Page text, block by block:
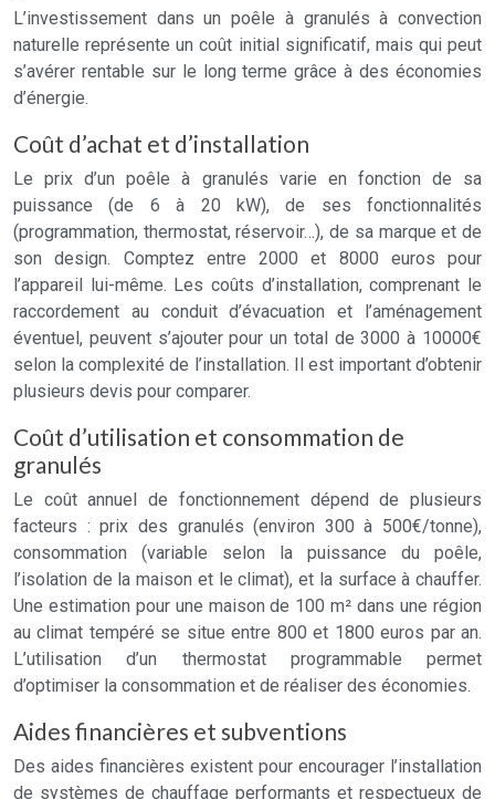
L’investissement dans un poêle à granulés à convection
naturelle représente un coût initial significatif, mais qui peut
s’avérer rentable sur le long terme grâce à des économies
d’énergie.
Coût d’achat et d’installation
Le prix d’un poêle à granulés varie en fonction de sa
puissance (de 6 à 20 kW), de ses fonctionnalités
(programmation, thermostat, réservoir…), de sa marque et de
son design. Comptez entre 2000 et 8000 euros pour
l’appareil lui-même. Les coûts d’installation, comprenant le
raccordement au conduit d’évacuation et l’aménagement
éventuel, peuvent s’ajouter pour un total de 3000 à 10000€
selon la complexité de l’installation. Il est important d’obtenir
plusieurs devis pour comparer.
Coût d’utilisation et consommation de
granulés
Le coût annuel de fonctionnement dépend de plusieurs
facteurs : prix des granulés (environ 300 à 500€/tonne),
consommation (variable selon la puissance du poêle,
l’isolation de la maison et le climat), et la surface à chauffer.
Une estimation pour une maison de 100 m² dans une région
au climat tempéré se situe entre 800 et 1800 euros par an.
L’utilisation d’un thermostat programmable permet
d’optimiser la consommation et de réaliser des économies.
Aides financières et subventions
Des aides financières existent pour encourager l’installation
de systèmes de chauffage performants et respectueux de